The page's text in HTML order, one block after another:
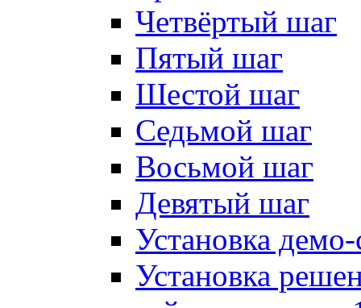
Четвёртый шаг
Пятый шаг
Шестой шаг
Седьмой шаг
Восьмой шаг
Девятый шаг
Установка
Установка